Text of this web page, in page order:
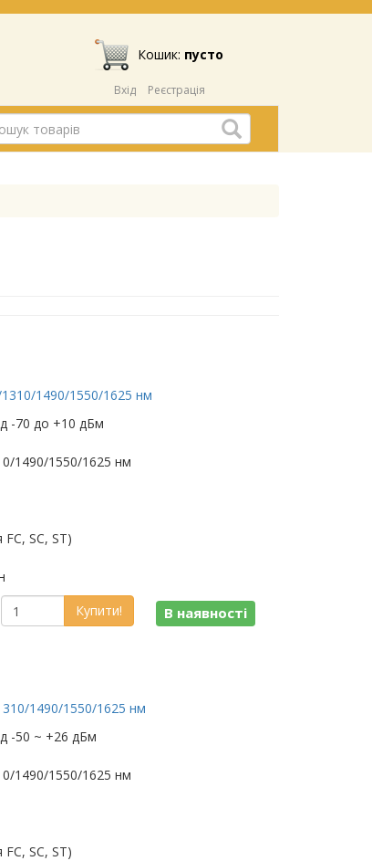
Кошик: пусто
Вхід Реєстрація
1490/1550/1625 нм
-70 до +10 дБм
1490/1550/1625 нм
SC, ST)
Купити! В наявності
1490/1550/1625 нм
-50 ~ +26 дБм
1490/1550/1625 нм
SC, ST)